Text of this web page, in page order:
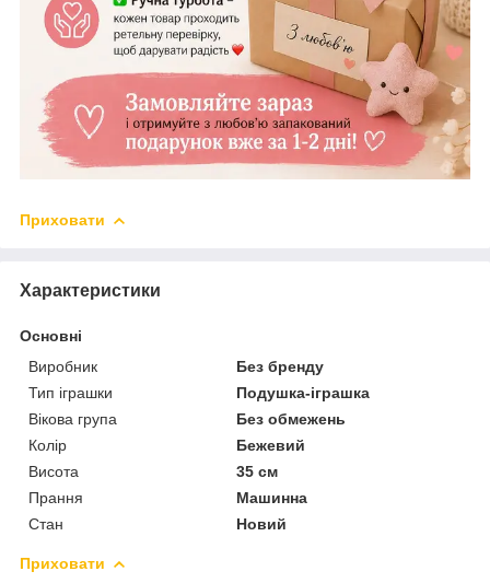
Приховати
Характеристики
Основні
Виробник
Без бренду
Тип іграшки
Подушка-іграшка
Вікова група
Без обмежень
Колір
Бежевий
Висота
35 см
Прання
Машинна
Стан
Новий
Приховати